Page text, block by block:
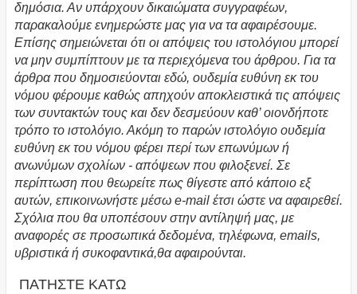
δημόσια. Αν υπάρχουν δικαιώματα συγγραφέων,
παρακαλούμε ενημερώστε μας για να τα αφαιρέσουμε.
Επίσης σημειώνεται ότι οι απόψεις του ιστολόγιου μπορεί
να μην συμπίπτουν με τα περιεχόμενα του άρθρου. Για τα
άρθρα που δημοσιεύονται εδώ, ουδεμία ευθύνη εκ του
νόμου φέρουμε καθώς απηχούν αποκλειστικά τις απόψεις
των συντακτών τους και δεν δεσμεύουν καθ’ οιονδήποτε
τρόπο το ιστολόγιο. Ακόμη το παρών ιστολόγιο ουδεμία
ευθύνη εκ του νόμου φέρει περί των επωνύμων ή
ανωνύμων σχολίων - απόψεων που φιλοξενεί. Σε
περίπτωση που θεωρείτε πως θίγεστε από κάποιο εξ
αυτών, επικοινωνήστε μέσω e-mail έτσι ώστε να αφαιρεθεί.
Σχόλια που θα υποπέσουν στην αντίληψή μας, με
αναφορές σε προσωπικά δεδομένα, τηλέφωνα, emails,
υβριστικά ή συκοφαντικά,θα αφαιρούνται.
ΠΑΤΗΣΤΕ ΚΑΤΩ